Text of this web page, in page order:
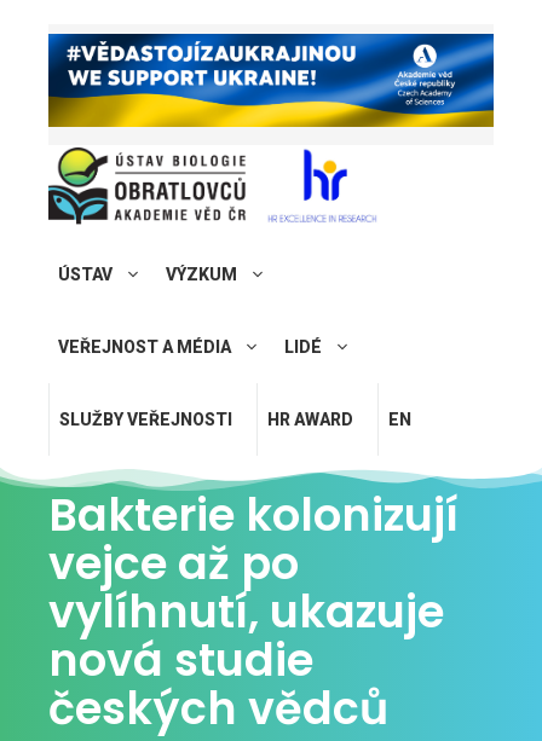
ÚSTAV VÝZKUM
VEŘEJNOST A MÉDIA LIDÉ
SLUŽBY VEŘEJNOSTI HR AWARD EN
Bakterie kolonizují
vejce až po
vylíhnutí, ukazuje
nová studie
českých vědců